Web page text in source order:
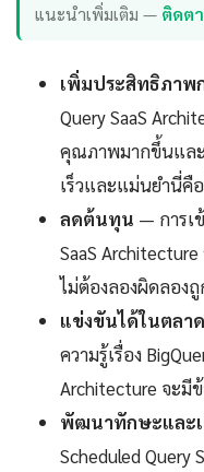
แนะนำเพิ่มเติม — ติดต
เพิ่มประสิทธิภาพ
Query SaaS
คุณภาพมากขึ้นแล
เร็วและแม่นยำนี่คื
ลดต้นทุน — การเ
SaaS
ไม่ต้องลองผิดลอง
แข่งขันได้ในตลาด
ความรู้เรื่อง
Architecture จะมี
พัฒนาทักษะและ
Scheduled Query